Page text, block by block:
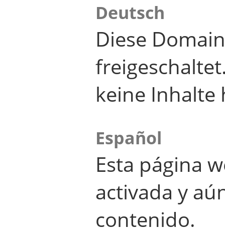
Deutsch
Diese
keine Inhalte
Español
Esta página
activada y
contenido.